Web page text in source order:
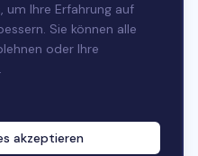
um Ihre Erfahrung auf
Sie können alle
oder Ihre
akzeptieren